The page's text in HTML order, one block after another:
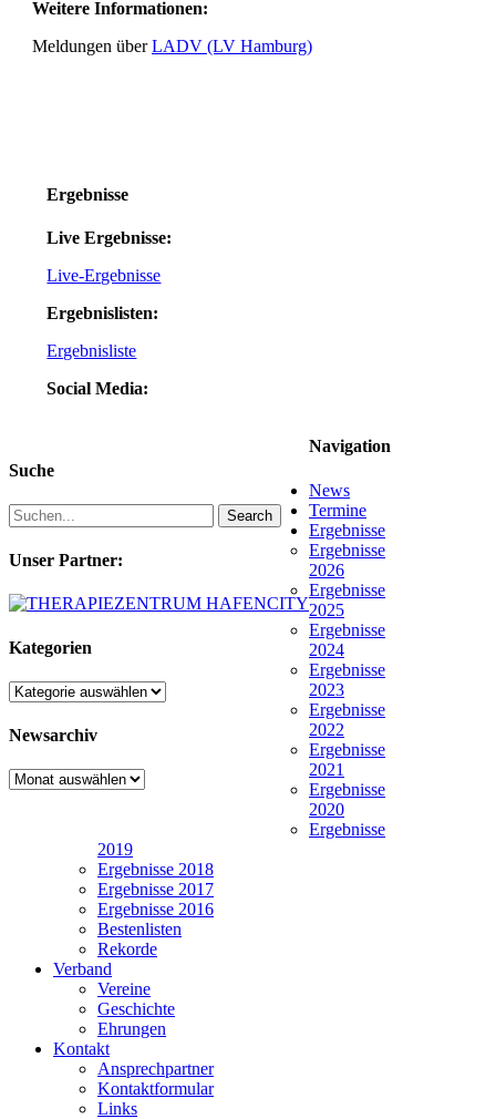
Weitere Informationen:
Meldungen überLADV (LV Hamburg)
Ergebnisse
Live Ergebnisse:
Live-Ergebnisse
Ergebnislisten:
Ergebnisliste
Social Media:
Suche
Search
Unser Partner:
Kategorien
Kategorien
Newsarchiv
Newsarchiv
Navigation
News
Termine
Ergebnisse
Ergebnisse
2026
Ergebnisse
2025
Ergebnisse
2024
Ergebnisse
2023
Ergebnisse
2022
Ergebnisse
2021
Ergebnisse
2020
Ergebnisse
2019
Ergebnisse 2018
Ergebnisse 2017
Ergebnisse 2016
Bestenlisten
Rekorde
Verband
Vereine
Geschichte
Ehrungen
Kontakt
Ansprechpartner
Kontaktformular
Links